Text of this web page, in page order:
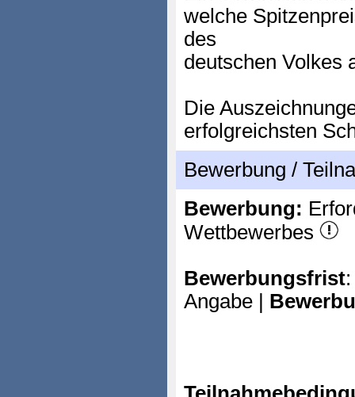
welche
des
deutschen Volkes
Die
erfolgreichsten
Bewerbung /
Bewerbung:
Wettbewerbes
Bewerbungsfrist
Angabe |